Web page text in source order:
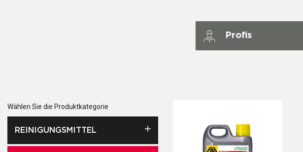
Profis
Wählen Sie die Produktkategorie
REINIGUNGSMITTEL